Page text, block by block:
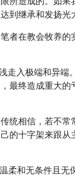
到继承和发扬光
者在教会牧养的
走入极端和异端
最终造成重大的
统相信，若不
的十字架来跟从
柔和无条件且无